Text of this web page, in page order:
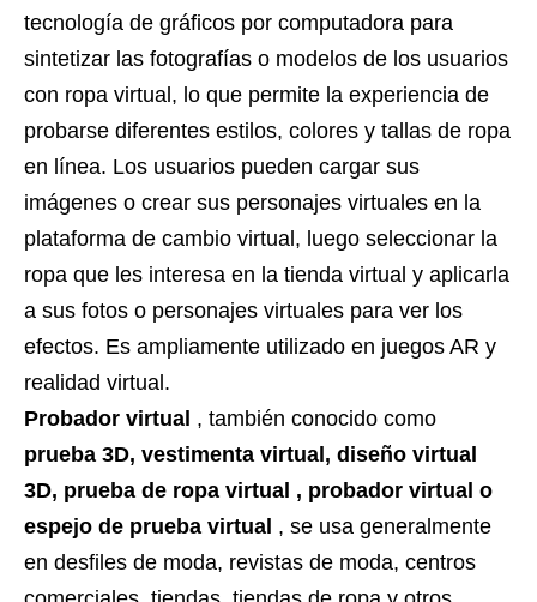
tecnología de gráficos por computadora para
sintetizar las fotografías o modelos de los usuarios
con ropa virtual, lo que permite la experiencia de
probarse diferentes estilos, colores y tallas de ropa
en línea. Los usuarios pueden cargar sus
imágenes o crear sus personajes virtuales en la
plataforma de cambio virtual, luego seleccionar la
ropa que les interesa en la tienda virtual y aplicarla
a sus fotos o personajes virtuales para ver los
efectos. Es ampliamente utilizado en juegos AR y
realidad virtual.
Probador virtual , también conocido como
prueba 3D, vestimenta virtual, diseño virtual
3D, prueba de ropa virtual , probador virtual o
espejo de prueba virtual , se usa generalmente
en desfiles de moda, revistas de moda, centros